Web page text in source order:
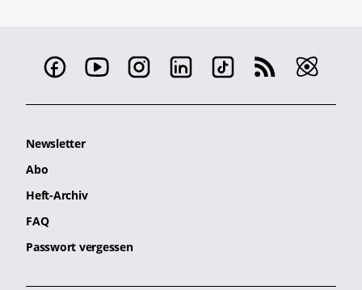
Newsletter
Abo
Heft-Archiv
FAQ
Passwort vergessen